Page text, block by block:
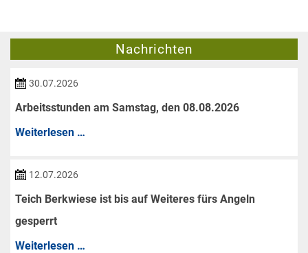
Nachrichten
30.07.2026
Arbeitsstunden am Samstag, den 08.08.2026
Weiterlesen …
den
12.07.2026
Teich Berkwiese ist bis auf Weiteres fürs Angeln
gesperrt
Weiterlesen …